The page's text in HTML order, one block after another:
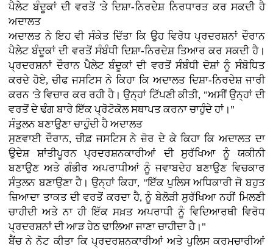
ਪੈਲੇਟ ਬੰਦੂਕਾਂ ਦੀ ਵਰਤੋਂ 'ਤੇ ਦਿਸ਼ਾ-ਨਿਰਦੇਸ਼ ਨਿਰਧਾਰਤ ਕਰ ਸਕਦੀ ਹੈ
ਅਦਾਲਤ
ਅਦਾਲਤ ਨੇ ਇਹ ਵੀ ਸੰਕੇਤ ਦਿੱਤਾ ਕਿ ਉਹ ਵਿਰੋਧ ਪ੍ਰਦਰਸ਼ਨਾਂ ਦੌਰਾਨ
ਪੈਲੇਟ ਬੰਦੂਕਾਂ ਦੀ ਵਰਤੋਂ ਸੰਬੰਧੀ ਦਿਸ਼ਾ-ਨਿਰਦੇਸ਼ ਤਿਆਰ ਕਰ ਸਕਦੀ ਹੈ।
ਪ੍ਰਦਰਸ਼ਨਾਂ ਦੌਰਾਨ ਪੈਲੇਟ ਬੰਦੂਕਾਂ ਦੀ ਵਰਤੋਂ ਸੰਬੰਧੀ ਦੋਸ਼ਾਂ ਨੂੰ ਸੰਬੋਧਿਤ
ਕਰਦੇ ਹੋਏ, ਚੀਫ ਜਸਟਿਸ ਨੇ ਕਿਹਾ ਕਿ ਅਦਾਲਤ ਦਿਸ਼ਾ-ਨਿਰਦੇਸ਼ ਜਾਰੀ
ਕਰਨ 'ਤੇ ਵਿਚਾਰ ਕਰ ਰਹੀ ਹੈ। ਉਨ੍ਹਾਂ ਟਿੱਪਣੀ ਕੀਤੀ, "ਅਸੀਂ ਉਨ੍ਹਾਂ ਦੀ
ਵਰਤੋਂ ਦੇ ਢੰਗ ਬਾਰੇ ਇੱਕ ਪ੍ਰੋਟੋਕੋਲ ਸਥਾਪਤ ਕਰਨਾ ਚਾਹੁੰਦੇ ਹਾਂ।"
ਸੰਤੁਲਨ ਬਣਾਉਣਾ ਚਾਹੁੰਦੀ ਹੈ ਅਦਾਲਤ
ਸੁਣਵਾਈ ਦੌਰਾਨ, ਚੀਫ਼ ਜਸਟਿਸ ਨੇ ਜ਼ੋਰ ਦੇ ਕੇ ਕਿਹਾ ਕਿ ਅਦਾਲਤ ਦਾ
ਉਦੇਸ਼ ਸ਼ਾਂਤੀਪੂਰਨ ਪ੍ਰਦਰਸ਼ਨਕਾਰੀਆਂ ਦੀ ਸੁਰੱਖਿਆ ਨੂੰ ਯਕੀਨੀ
ਬਣਾਉਣ ਅਤੇ ਗੰਭੀਰ ਅਪਰਾਧੀਆਂ ਨੂੰ ਜਵਾਬਦੇਹ ਬਣਾਉਣ ਵਿਚਕਾਰ
ਸੰਤੁਲਨ ਬਣਾਉਣਾ ਹੈ। ਉਨ੍ਹਾਂ ਕਿਹਾ, "ਇੱਕ ਪੁਲਿਸ ਅਧਿਕਾਰੀ ਜੋ ਬਹੁਤ
ਜ਼ਿਆਦਾ ਤਾਕਤ ਦੀ ਵਰਤੋਂ ਕਰਦਾ ਹੈ, ਨੂੰ ਬੇਲੋੜੀ ਸੁਰੱਖਿਆ ਨਹੀਂ ਮਿਲਣੀ
ਚਾਹੀਦੀ ਅਤੇ ਨਾ ਹੀ ਇੱਕ ਸਖ਼ਤ ਅਪਰਾਧੀ ਨੂੰ ਵਿਦਿਆਰਥੀ ਵਿਰੋਧ
ਪ੍ਰਦਰਸ਼ਨਾਂ ਦੀ ਆੜ ਹੇਠ ਢਾਲਿਆ ਜਾਣਾ ਚਾਹੀਦਾ ਹੈ।"
ਬੈਂਚ ਨੇ ਨੋਟ ਕੀਤਾ ਕਿ ਪ੍ਰਦਰਸ਼ਨਕਾਰੀਆਂ ਅਤੇ ਪੁਲਿਸ ਕਰਮਚਾਰੀਆਂ